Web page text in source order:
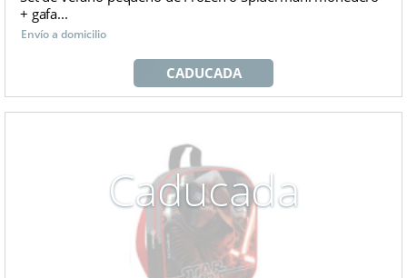
+ gafa...
Envío a domicilio
CADUCADA
Caducada